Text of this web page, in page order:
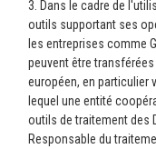
3. Dans le cadre de
outils supportant ses
les entreprises comme
peuvent être
européen, en particulier
lequel une entité
outils de traitement des
Responsable du